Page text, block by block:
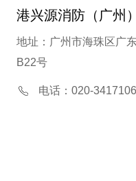
港兴源消防（广州
地址：广州市海珠区广
B22号
电话：020-